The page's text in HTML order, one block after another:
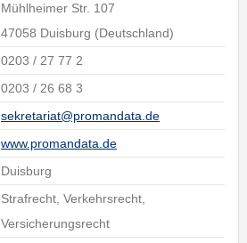
Mühlheimer Str. 107
47058 Duisburg (Deutschland)
0203 / 27 77 2
0203 / 26 68 3
sekretariat@promandata.de
www.promandata.de
Duisburg
Strafrecht, Verkehrsrecht,
Versicherungsrecht